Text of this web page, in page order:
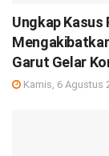
Ungkap Kasus
Garut Gelar
Kamis, 6 Agustus